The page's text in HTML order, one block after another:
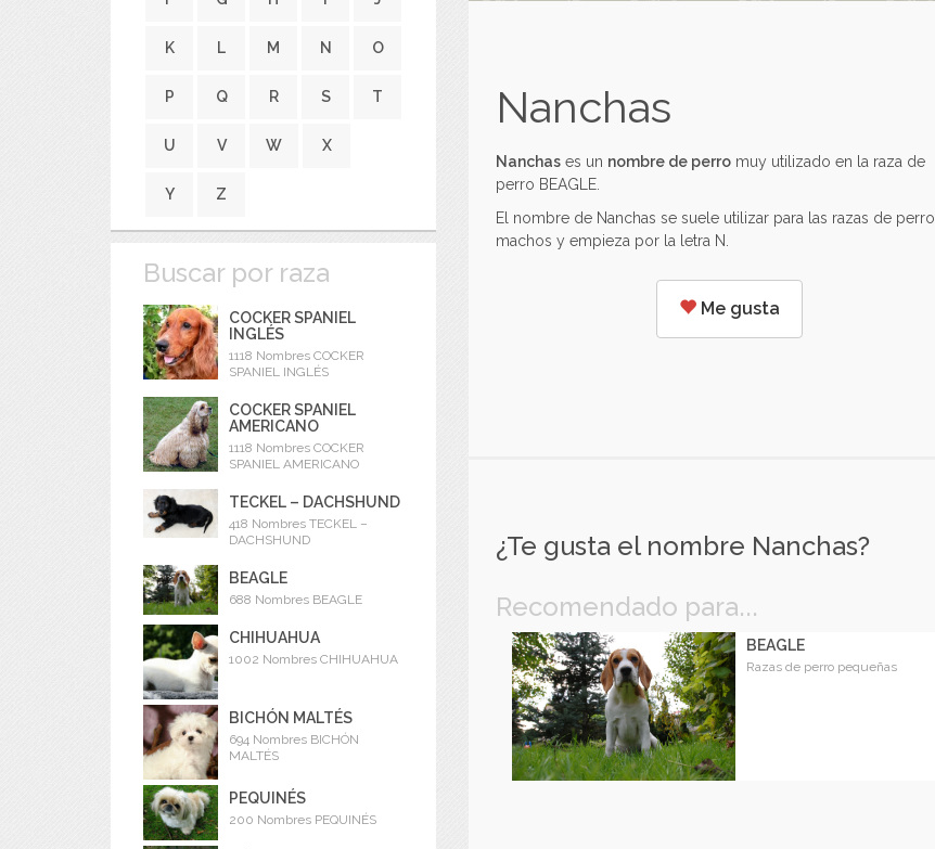
K L M N O
P Q R S T
U V W X
Y Z
Buscar por raza
COCKER SPANIEL
INGLÉS
1118 Nombres COCKER
SPANIEL INGLÉS
COCKER SPANIEL
AMERICANO
1118 Nombres COCKER
SPANIEL AMERICANO
TECKEL – DACHSHUND
418 Nombres TECKEL –
DACHSHUND
BEAGLE
688 Nombres BEAGLE
CHIHUAHUA
1002 Nombres CHIHUAHUA
BICHÓN MALTÉS
694 Nombres BICHÓN
MALTÉS
PEQUINÉS
200 Nombres PEQUINÉS
Nanchas
Nanchas es un nombre de perro muy utilizado en la raza de
perro BEAGLE.
El nombre de Nanchas se suele utilizar para las razas de perro
machos y empieza por la letra N.
Me gusta
¿Te gusta el nombre Nanchas?
Recomendado para...
BEAGLE
Razas de perro pequeñas